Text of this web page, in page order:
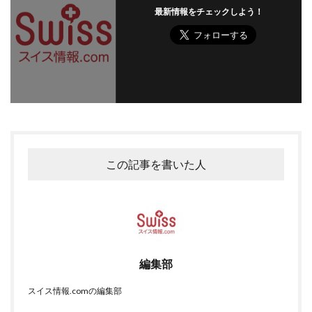
最新情報をチェックしよう！
この記事を書いた人
編集部
スイス情報.comの編集部